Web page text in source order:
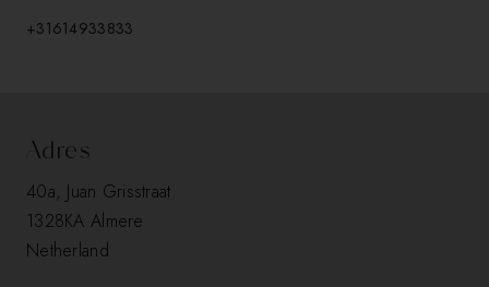
+31614933833
Adres
40a, Juan Grisstraat
1328KA Almere
Netherland